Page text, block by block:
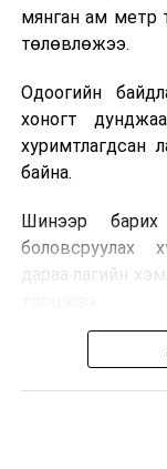
мянган ам метр
төлөвлөжээ.
Одоогийн
хоногт
хуримтлагдсан
байна.
Шинээр
боловсруулах
дараа лагийн
Төслийн
магадлалын